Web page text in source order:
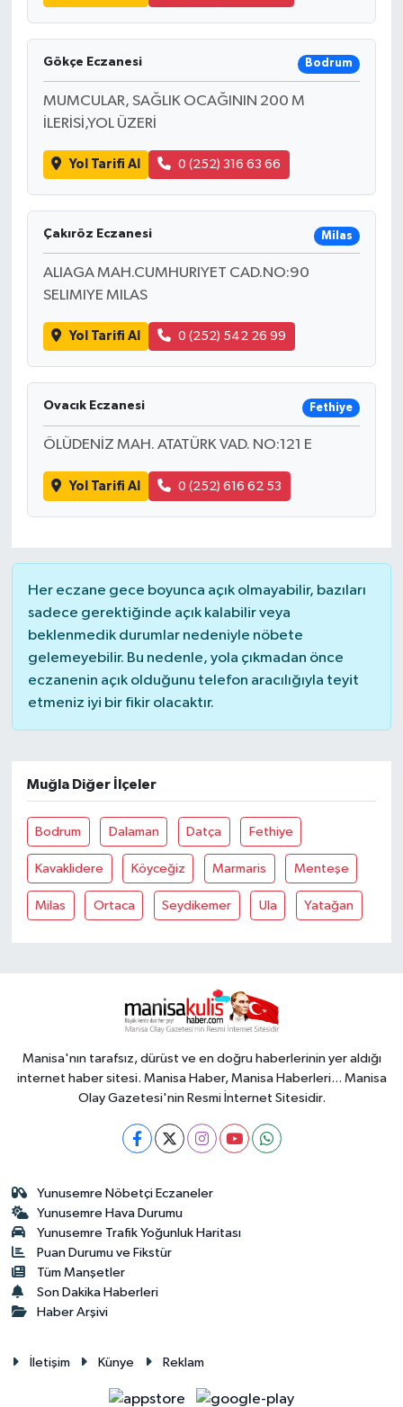
Gökçe Eczanesi Bodrum
MUMCULAR, SAĞLIK OCAĞININ 200 M
İLERİSİ,YOL ÜZERİ
Yol Tarifi Al 0 (252) 316 63 66
Çakıröz Eczanesi Milas
ALIAGA MAH.CUMHURIYET CAD.NO:90
SELIMIYE MILAS
Yol Tarifi Al 0 (252) 542 26 99
Ovacık Eczanesi Fethiye
ÖLÜDENİZ MAH. ATATÜRK VAD. NO:121 E
Yol Tarifi Al 0 (252) 616 62 53
Her eczane gece boyunca açık olmayabilir, bazıları
sadece gerektiğinde açık kalabilir veya
beklenmedik durumlar nedeniyle nöbete
gelemeyebilir. Bu nedenle, yola çıkmadan önce
eczanenin açık olduğunu telefon aracılığıyla teyit
etmeniz iyi bir fikir olacaktır.
Muğla Diğer İlçeler
Bodrum Dalaman Datça Fethiye
Kavaklidere Köyceğiz Marmaris Menteşe
Milas Ortaca Seydikemer Ula Yatağan
Manisa'nın tarafsız, dürüst ve en doğru haberlerinin yer aldığı
internet haber sitesi. Manisa Haber, Manisa Haberleri... Manisa
Olay Gazetesi'nin Resmi İnternet Sitesidir.
Yunusemre Nöbetçi Eczaneler
Yunusemre Hava Durumu
Yunusemre Trafik Yoğunluk Haritası
Puan Durumu ve Fikstür
Tüm Manşetler
Son Dakika Haberleri
Haber Arşivi
İletişim Künye Reklam